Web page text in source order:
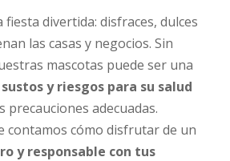
fiesta divertida: disfraces, dulces
las casas y negocios. Sin
mascotas puede ser una
y riesgos para su salud
precauciones adecuadas.
contamos cómo disfrutar de un
y responsable con tus